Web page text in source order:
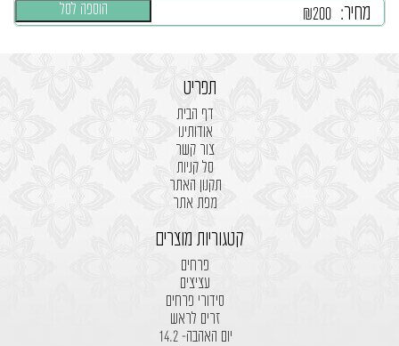
מחיר: ₪200 הוספה לסל
תפריט
דף הבית
אודותינו
צור קשר
סל קניות
תקנון האתר
מפת אתר
קטגוריות מוצרים
פרחים
עציצים
סידורי פרחים
זרים לראש
יום האהבה- 14.2